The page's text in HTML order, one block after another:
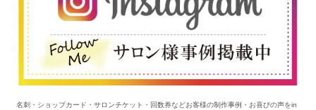
名刺・ショップカード・サロンチケット・回数券などお客様の制作事例・お喜びの声をin